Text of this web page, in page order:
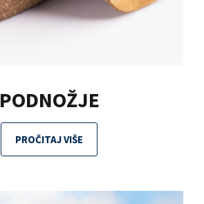
PODNOŽJE
PROČITAJ VIŠE